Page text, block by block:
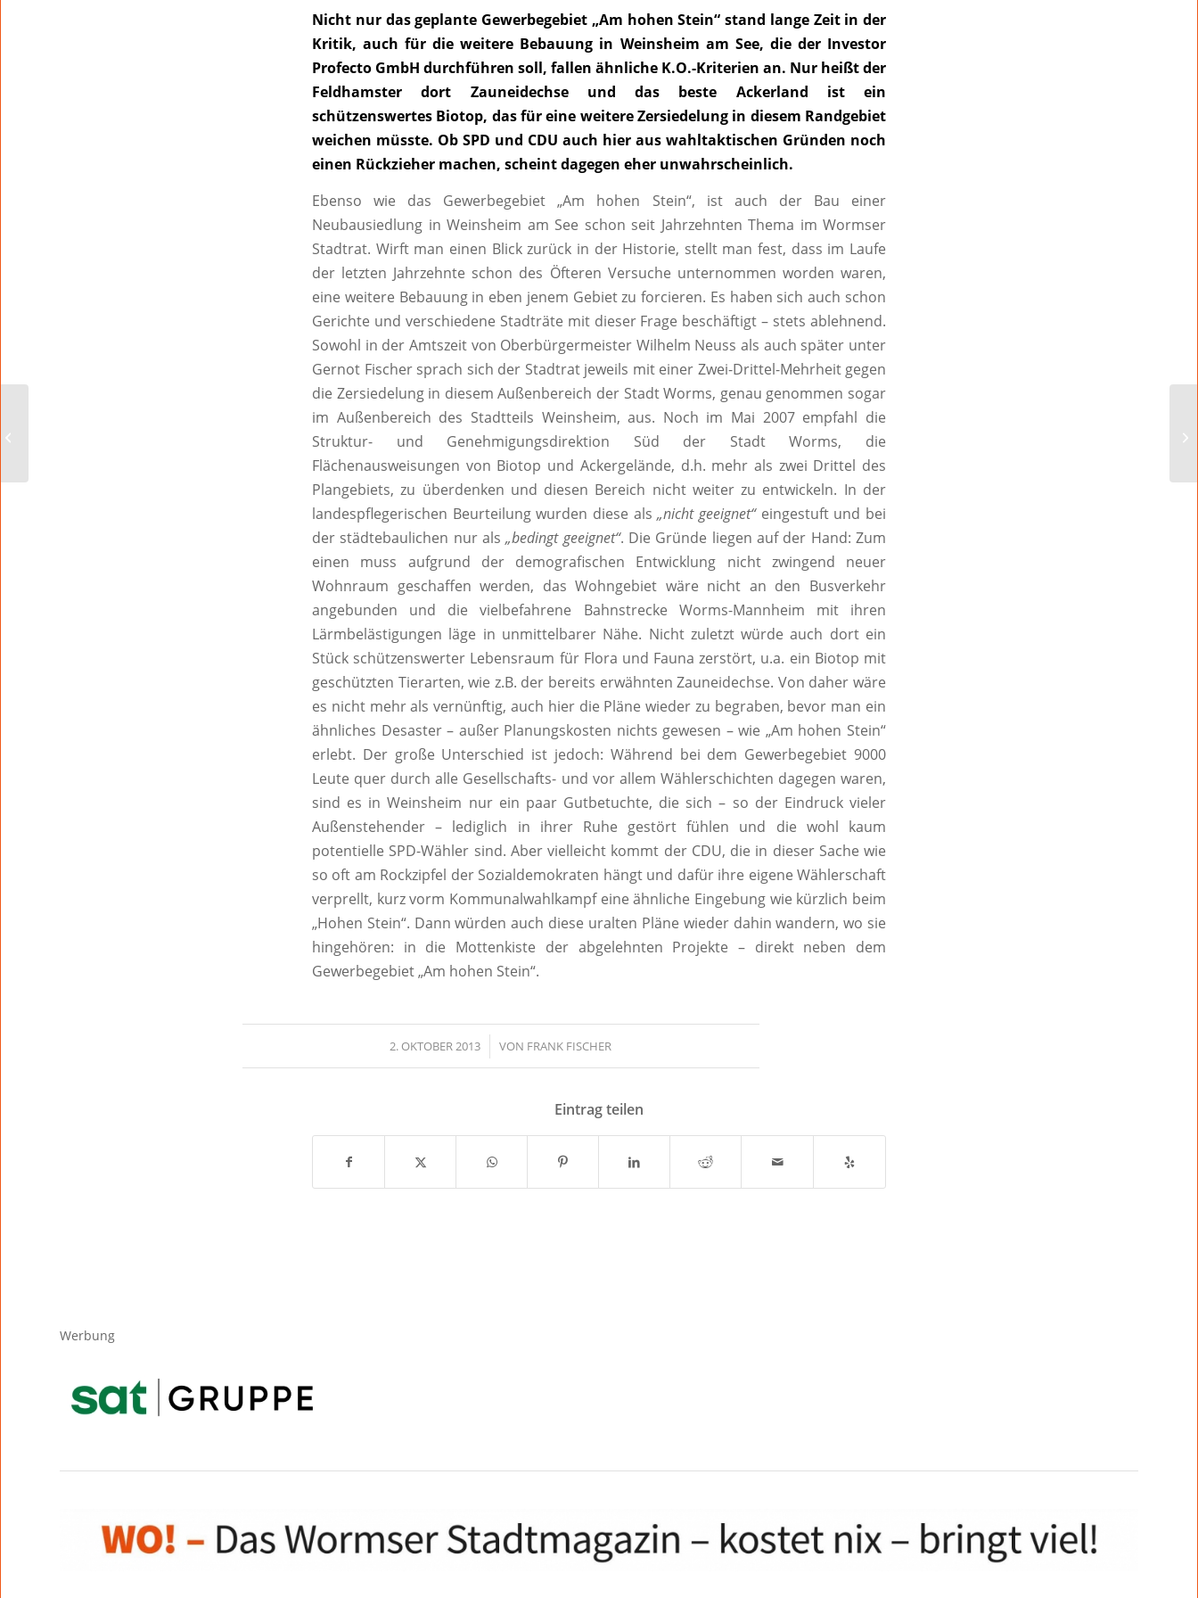
Nicht nur das geplante Gewerbegebiet „Am hohen Stein“ stand lange Zeit in der
Kritik, auch für die weitere Bebauung in Weinsheim am See, die der Investor
Profecto GmbH durchführen soll, fallen ähnliche K.O.-Kriterien an. Nur heißt der
Feldhamster dort Zauneidechse und das beste Ackerland ist ein
schützenswertes Biotop, das für eine weitere Zersiedelung in diesem Randgebiet
weichen müsste. Ob SPD und CDU auch hier aus wahltaktischen Gründen noch
einen Rückzieher machen, scheint dagegen eher unwahrscheinlich.
Ebenso wie das Gewerbegebiet „Am hohen Stein“, ist auch der Bau einer
Neubausiedlung in Weinsheim am See schon seit Jahrzehnten Thema im Wormser
Stadtrat. Wirft man einen Blick zurück in der Historie, stellt man fest, dass im Laufe
der letzten Jahrzehnte schon des Öfteren Versuche unternommen worden waren,
eine weitere Bebauung in eben jenem Gebiet zu forcieren. Es haben sich auch schon
Gerichte und verschiedene Stadträte mit dieser Frage beschäftigt – stets ablehnend.
Sowohl in der Amtszeit von Oberbürgermeister Wilhelm Neuss als auch später unter
Gernot Fischer sprach sich der Stadtrat jeweils mit einer Zwei-Drittel-Mehrheit gegen
die Zersiedelung in diesem Außenbereich der Stadt Worms, genau genommen sogar
im Außenbereich des Stadtteils Weinsheim, aus. Noch im Mai 2007 empfahl die
Struktur- und Genehmigungsdirektion Süd der Stadt Worms, die
Flächenausweisungen von Biotop und Ackergelände, d.h. mehr als zwei Drittel des
Plangebiets, zu überdenken und diesen Bereich nicht weiter zu entwickeln. In der
landespflegerischen Beurteilung wurden diese als„nicht geeignet“eingestuft und bei
der städtebaulichen nur als „bedingt geeignet“. Die Gründe liegen auf der Hand: Zum
einen muss aufgrund der demografischen Entwicklung nicht zwingend neuer
Wohnraum geschaffen werden, das Wohngebiet wäre nicht an den Busverkehr
angebunden und die vielbefahrene Bahnstrecke Worms-Mannheim mit ihren
Lärmbelästigungen läge in unmittelbarer Nähe. Nicht zuletzt würde auch dort ein
Stück schützenswerter Lebensraum für Flora und Fauna zerstört, u.a. ein Biotop mit
geschützten Tierarten, wie z.B. der bereits erwähnten Zauneidechse. Von daher wäre
es nicht mehr als vernünftig, auch hier die Pläne wieder zu begraben, bevor man ein
ähnliches Desaster – außer Planungskosten nichts gewesen – wie „Am hohen Stein“
erlebt. Der große Unterschied ist jedoch: Während bei dem Gewerbegebiet 9000
Leute quer durch alle Gesellschafts- und vor allem Wählerschichten dagegen waren,
sind es in Weinsheim nur ein paar Gutbetuchte, die sich – so der Eindruck vieler
Außenstehender – lediglich in ihrer Ruhe gestört fühlen und die wohl kaum
potentielle SPD-Wähler sind. Aber vielleicht kommt der CDU, die in dieser Sache wie
so oft am Rockzipfel der Sozialdemokraten hängt und dafür ihre eigene Wählerschaft
verprellt, kurz vorm Kommunalwahlkampf eine ähnliche Eingebung wie kürzlich beim
„Hohen Stein“. Dann würden auch diese uralten Pläne wieder dahin wandern, wo sie
hingehören: in die Mottenkiste der abgelehnten Projekte – direkt neben dem
Gewerbegebiet „Am hohen Stein“.
2. OKTOBER 2013
/ VON FRANK FISCHER
Eintrag teilen
Werbung